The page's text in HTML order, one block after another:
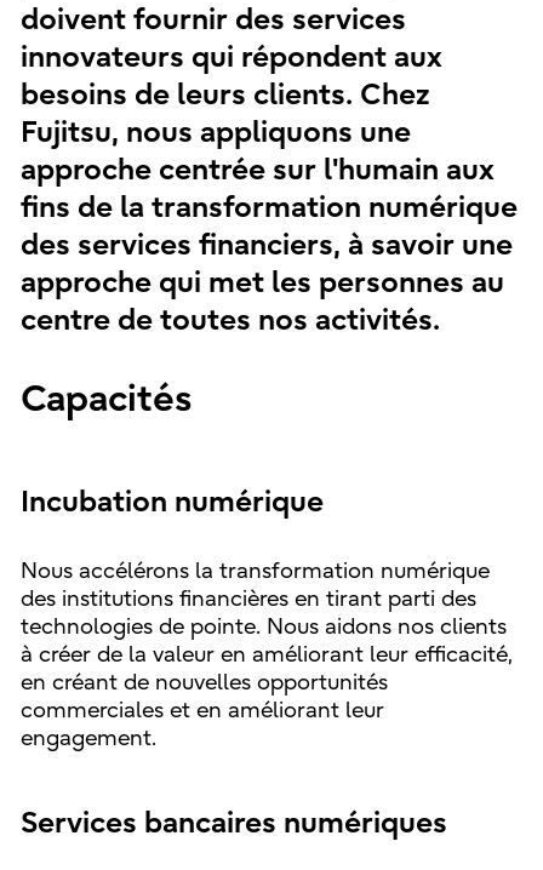
doivent fournir des services
innovateurs qui répondent aux
besoins de leurs clients. Chez
Fujitsu, nous appliquons une
approche centrée sur l'humain aux
fins de la transformation numérique
des services financiers, à savoir une
approche qui met les personnes au
centre de toutes nos activités.
Capacités
Incubation numérique
Nous accélérons la transformation numérique
des institutions financières en tirant parti des
technologies de pointe. Nous aidons nos clients
à créer de la valeur en améliorant leur efficacité,
en créant de nouvelles opportunités
commerciales et en améliorant leur
engagement.
Services bancaires numériques